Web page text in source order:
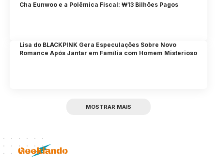
Cha Eunwoo e a Polêmica Fiscal: ₩13 Bilhões Pagos
Lisa do BLACKPINK Gera Especulações Sobre Novo
Romance Após Jantar em Família com Homem Misterioso
MOSTRAR MAIS